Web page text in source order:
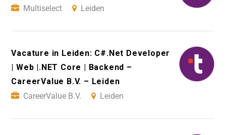
Multiselect
Leiden
Vacature in Leiden: C#.Net Developer
| Web |.NET Core | Backend –
CareerValue B.V. – Leiden
CareerValue B.V.
Leiden